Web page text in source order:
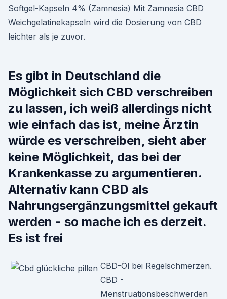
Softgel-Kapseln 4% (Zamnesia) Mit Zamnesia CBD
Weichgelatinekapseln wird die Dosierung von CBD
leichter als je zuvor.
Es gibt in Deutschland die
Möglichkeit sich CBD verschreiben
zu lassen, ich weiß allerdings nicht
wie einfach das ist, meine Ärztin
würde es verschreiben, sieht aber
keine Möglichkeit, das bei der
Krankenkasse zu argumentieren.
Alternativ kann CBD als
Nahrungsergänzungsmittel gekauft
werden - so mache ich es derzeit.
Es ist frei
CBD-Öl bei Regelschmerzen.
CBD -
Menstruationsbeschwerden